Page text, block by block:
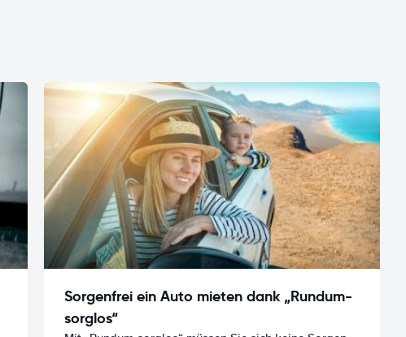
Sorgenfrei ein Auto mieten dank „Rundum-
sorglos“